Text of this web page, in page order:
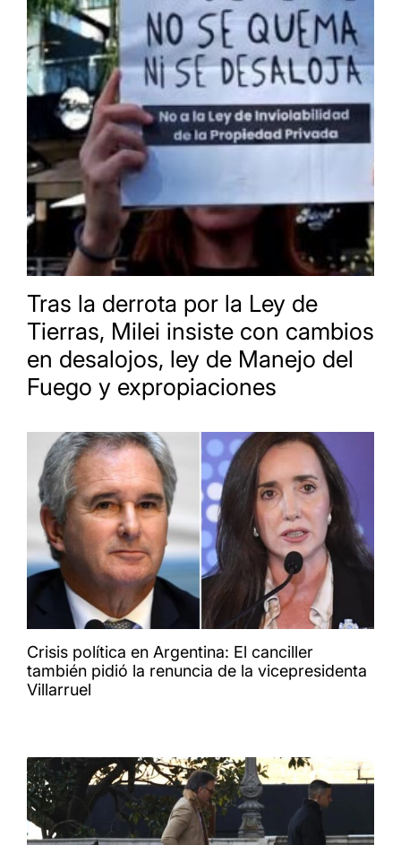
Tras la derrota por la Ley de
Tierras, Milei insiste con cambios
en desalojos, ley de Manejo del
Fuego y expropiaciones
Crisis política en Argentina: El canciller
también pidió la renuncia de la vicepresidenta
Villarruel